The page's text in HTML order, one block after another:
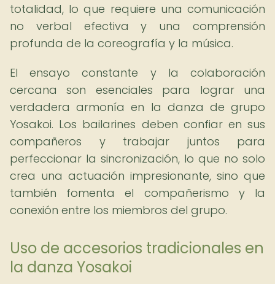
totalidad, lo que requiere una comunicación
no verbal efectiva y una comprensión
profunda de la coreografía y la música.
El ensayo constante y la colaboración
cercana son esenciales para lograr una
verdadera armonía en la danza de grupo
Yosakoi. Los bailarines deben confiar en sus
compañeros y trabajar juntos para
perfeccionar la sincronización, lo que no solo
crea una actuación impresionante, sino que
también fomenta el compañerismo y la
conexión entre los miembros del grupo.
Uso de accesorios tradicionales en
la danza Yosakoi